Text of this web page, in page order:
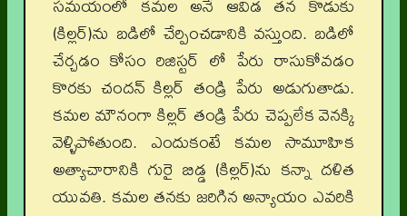
(కిల్లర్‌)ను బడిలో చేర్పించడానికి వస్తుంది. బడిలో
చేర్చడం కోసం రిజిస్టర్ లో పేరు రాసుకోవడం
కొరకు చందన్ కిల్లర్ తండ్రి పేరు అడుగుతాడు.
కమల మౌనంగా కిల్లర్ తండ్రి పేరు చెప్పలేక వెనక్కి
వెళ్ళిపోతుంది. ఎందుకంటే కమల సామూహిక
అత్యాచారానికి గురై బిడ్డ (కిల్లర్‌)ను కన్నా దళిత
యువతి. కమల తనకు జరిగిన అన్యాయం ఎవరికి